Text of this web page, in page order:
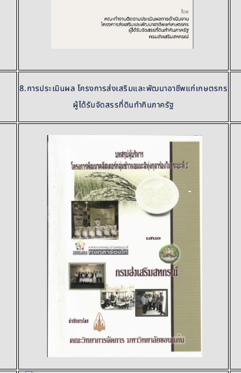
8.การประเมินผล โครงการส่งเสริมและพัฒนาอาชีพแก่เกษตรกร
ผู้ได้รับจัดสรรที่ดินทำกินภาครัฐ